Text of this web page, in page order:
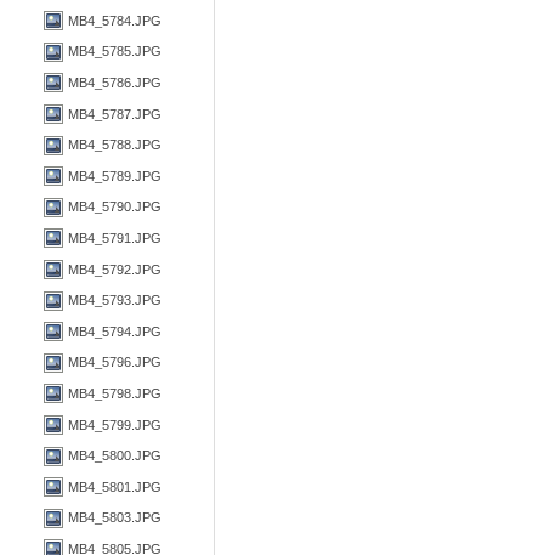
MB4_5784.JPG
MB4_5785.JPG
MB4_5786.JPG
MB4_5787.JPG
MB4_5788.JPG
MB4_5789.JPG
MB4_5790.JPG
MB4_5791.JPG
MB4_5792.JPG
MB4_5793.JPG
MB4_5794.JPG
MB4_5796.JPG
MB4_5798.JPG
MB4_5799.JPG
MB4_5800.JPG
MB4_5801.JPG
MB4_5803.JPG
MB4_5805.JPG